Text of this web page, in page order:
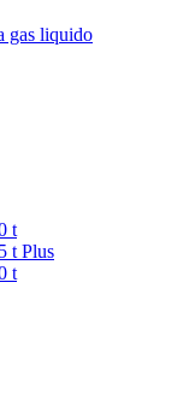
gas liquido
t
t Plus
t